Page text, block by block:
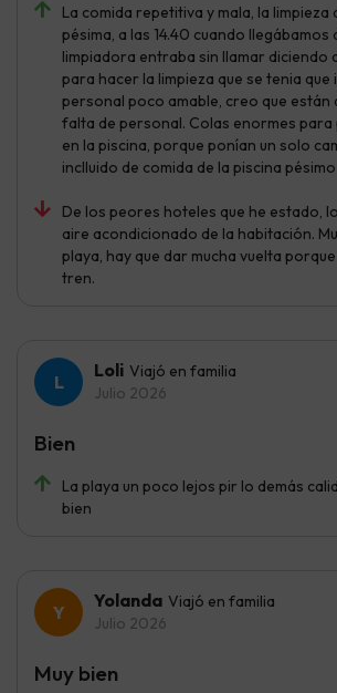
La comida repetitiva y mala, la limpieza
pésima, a las 14.40 cuando llegábamos
limpiadora entraba sin llamar diciendo
para hacer la limpieza que se tenia que
personal poco amable, creo que están
falta de personal. Colas enormes para
en la piscina, porque ponían un solo
inclluido de comida de la piscina pésimo
De los peores hoteles que he estado,
aire acondicionado de la habitación.
playa, hay que dar mucha vuelta
tren.
Loli Viajó en familia
Julio 2026
La playa un poco lejos pir lo demás
bien
Bien
Yolanda Viajó en familia
Julio 2026
Muy bien